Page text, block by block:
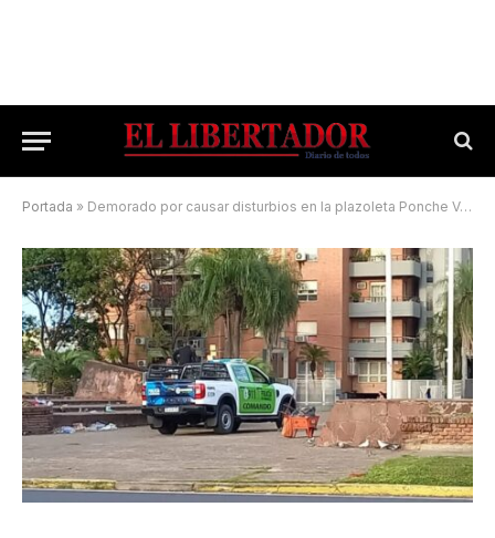
Portada » Demorado por causar disturbios en la plazoleta Ponche Verde